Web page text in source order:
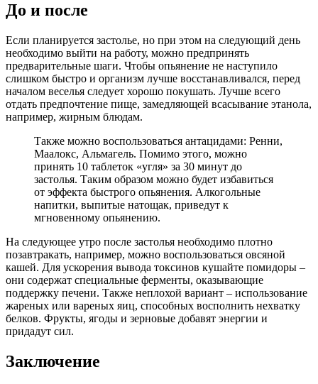
До и после
Если планируется застолье, но при этом на следующий день
необходимо выйти на работу, можно предпринять
предварительные шаги. Чтобы опьянение не наступило
слишком быстро и организм лучше восстанавливался, перед
началом веселья следует хорошо покушать. Лучше всего
отдать предпочтение пище, замедляющей всасывание этанола,
например, жирным блюдам.
Также можно воспользоваться антацидами: Ренни,
Маалокс, Альмагель. Помимо этого, можно
принять 10 таблеток «угля» за 30 минут до
застолья. Таким образом можно будет избавиться
от эффекта быстрого опьянения. Алкогольные
напитки, выпитые натощак, приведут к
мгновенному опьянению.
На следующее утро после застолья необходимо плотно
позавтракать, например, можно воспользоваться овсяной
кашей. Для ускорения вывода токсинов кушайте помидоры –
они содержат специальные ферменты, оказывающие
поддержку печени. Также неплохой вариант – использование
жареных или вареных яиц, способных восполнить нехватку
белков. Фрукты, ягоды и зерновые добавят энергии и
придадут сил.
Заключение